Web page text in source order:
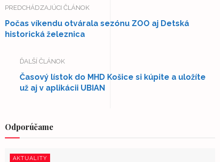
PREDCHÁDZAJÚCI ČLÁNOK
Počas víkendu otvárala sezónu ZOO aj Detská
historická železnica
ĎALŠÍ ČLÁNOK
Časový lístok do MHD Košice si kúpite a uložíte
už aj v aplikácii UBIAN
Odporúčame
AKTUALITY